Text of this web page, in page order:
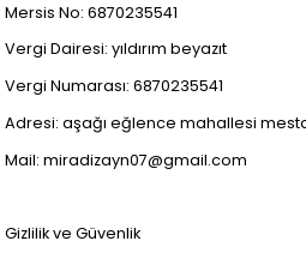
Mersis No: 6870235541
Vergi Dairesi: yıldırım beyazıt
Vergi Numarası: 6870235541
Adresi: aşağı eğlence mahallesi
Mail:miradizayn07@gmail.com
Gizlilik ve Güvenlik